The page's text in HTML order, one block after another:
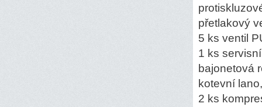
přetlakový
5 ks ventil
1 ks
bajonetová
kotevní
2 ks